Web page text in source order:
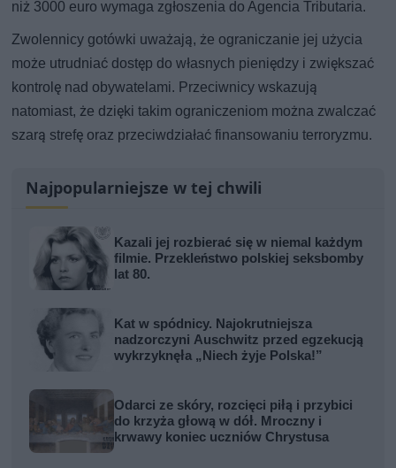
niż 3000 euro wymaga zgłoszenia do Agencia Tributaria.
Zwolennicy gotówki uważają, że ograniczanie jej użycia
może utrudniać dostęp do własnych pieniędzy i zwiększać
kontrolę nad obywatelami. Przeciwnicy wskazują
natomiast, że dzięki takim ograniczeniom można zwalczać
szarą strefę oraz przeciwdziałać finansowaniu terroryzmu.
Najpopularniejsze w tej chwili
Kazali jej rozbierać się w niemal każdym
filmie. Przekleństwo polskiej seksbomby
lat 80.
Kat w spódnicy. Najokrutniejsza
nadzorczyni Auschwitz przed egzekucją
wykrzyknęła „Niech żyje Polska!”
Odarci ze skóry, rozcięci piłą i przybici
do krzyża głową w dół. Mroczny i
krwawy koniec uczniów Chrystusa